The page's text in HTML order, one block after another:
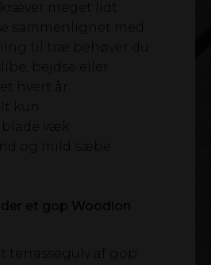
meget lidt
sammenlignet med
til træ behøver du
bejdse eller
hvert år.
kun:
blade væk
og mild sæbe
et gop Woodlon
terrassegulv af gop